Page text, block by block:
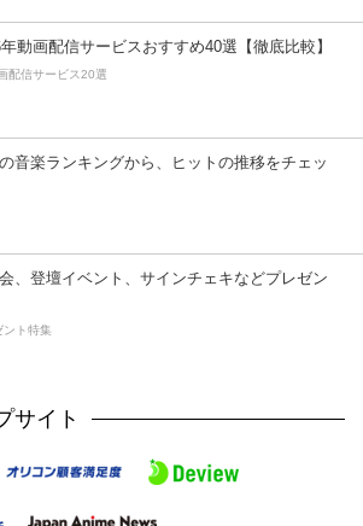
動画配信サービスおすすめ40選【徹底比較】
配信サービス20選
音楽ランキングから、ヒットの推移をチェッ
、登壇イベント、サインチェキなどプレゼン
ント特集
サイト